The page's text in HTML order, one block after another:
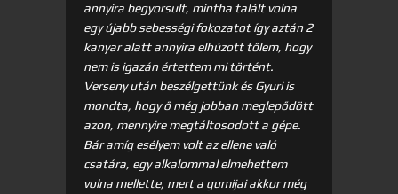
annyira begyorsult, mintha talált volna
egy újabb sebességi fokozatot így aztán 2
kanyar alatt annyira elhúzott tőlem, hogy
nem is igazán értettem mi történt.
Verseny után beszélgettünk és Gyuri is
mondta, hogy ő még jobban meglepődött
azon, mennyire megtáltosodott a gépe.
Bár amíg esélyem volt az ellene való
csatára, egy alkalommal elmehettem
volna mellette, mert a gumijai akkor még